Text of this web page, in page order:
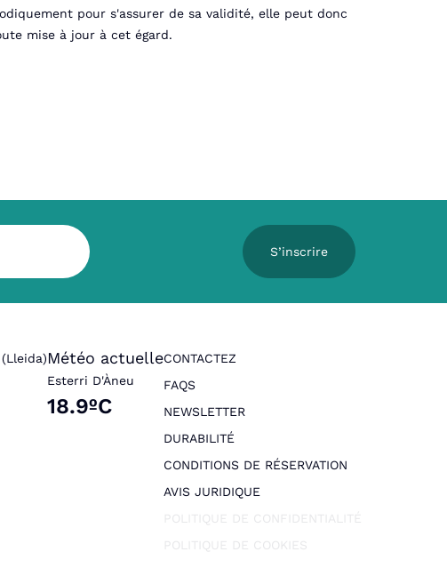
pour s'assurer de sa validité, elle peut donc
mise à jour à cet égard.
S’inscrire
Météo actuelle
Esterri D'Àneu
18.9ºC
CONTACTEZ
FAQS
NEWSLETTER
DURABILITÉ
CONDITIONS DE RÉSERVATION
AVIS JURIDIQUE
POLITIQUE DE CONFIDENTIALITÉ
POLITIQUE DE COOKIES